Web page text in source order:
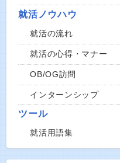
就活ノウハウ
就活の流れ
就活の心得・マナー
OB/OG訪問
インターンシップ
ツール
就活用語集